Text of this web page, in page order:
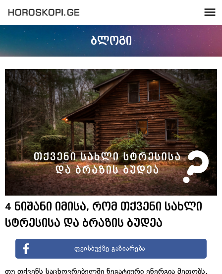
ბლოგი
4 ნიშანი იმისა, რომ თქვენი სახლი
სტრესისა და ბრაზის ბუდეა
ფეისბუქზე გაზიარება
თუ თქვენს საცხოვრებელში ნეგატიური ენერგია მეფობს,